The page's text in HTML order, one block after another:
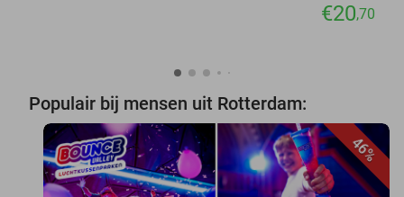
€20,70
Populair bij mensen uit Rotterdam:
46%